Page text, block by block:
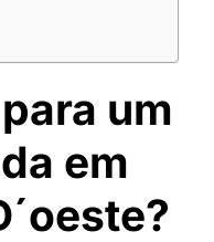
um
em